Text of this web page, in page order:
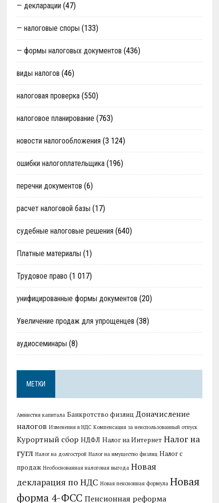
— декларации (47)
— налоговые споры (133)
— формы налоговых документов (436)
виды налогов (46)
налоговая проверка(550)
налоговое планирование (763)
новости налогообложения (3 124)
ошибки налогоплательщика(196)
перечни документов (6)
расчет налоговой базы (17)
судебные налоговые решения (640)
Платные материалы (1)
Трудовое право (1 017)
унифицированные формы документов (20)
Увеличение продаж для упрощенцев (38)
аудиосеминары (8)
МЕТКИ
Амнистия капитала Банкротство физлиц Доначисление
налогов Изменения в НДС Компенсация за неиспользованный отпуск
Курортный сбор НДФЛ Налог на Интернет Налог на
гугл Налог на долгострой Налог на имущество физлиц Налог с
продаж Необоснованная налоговая выгода Новая
декларация по НДС Новая пенсионная формула Новая
форма 4-ФСС Пенсионная реформа